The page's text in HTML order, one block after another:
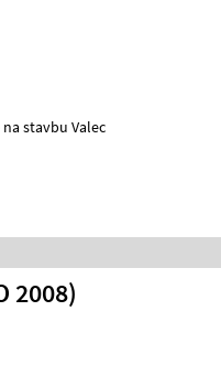
Betriebsstunden ca.750h Breite 1m Stroje na stavbu Valec
2008)